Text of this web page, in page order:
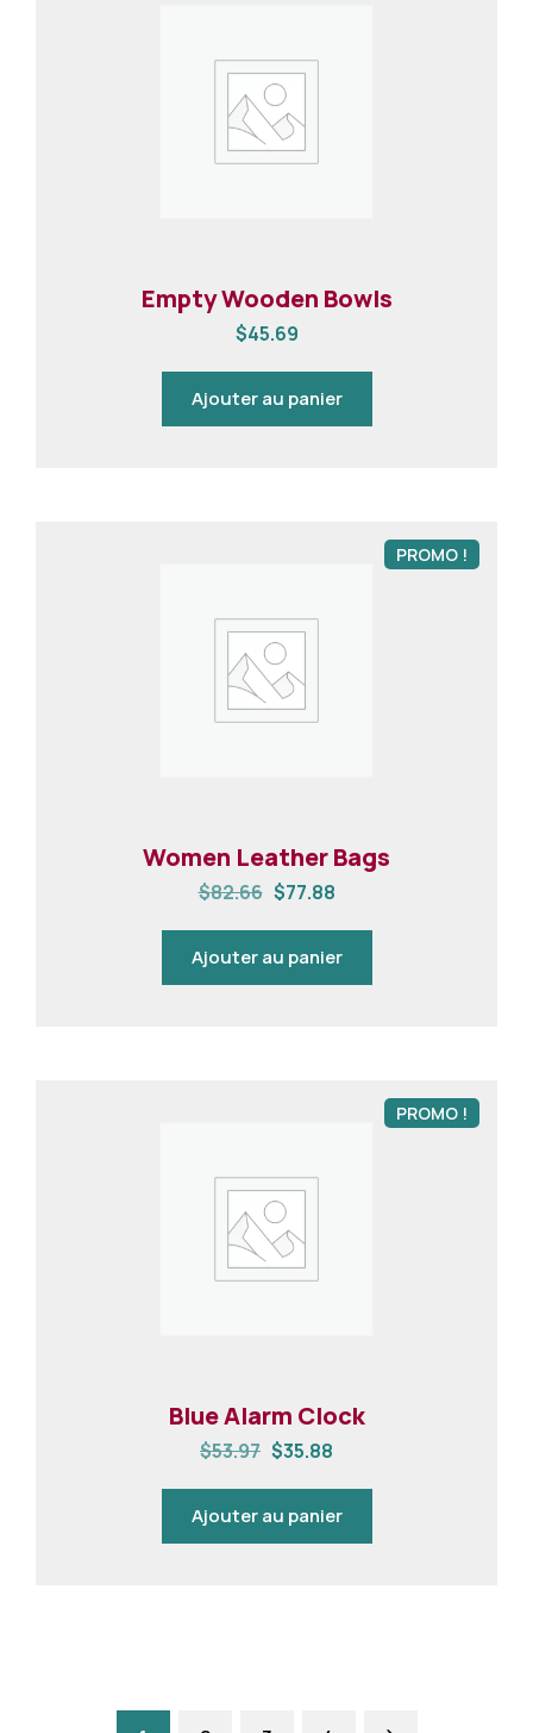
Empty Wooden Bowls
$45.69
Ajouter au panier
PROMO !
Women Leather Bags
$82.66 $77.88
Ajouter au panier
PROMO !
Blue Alarm Clock
$53.97 $35.88
Ajouter au panier